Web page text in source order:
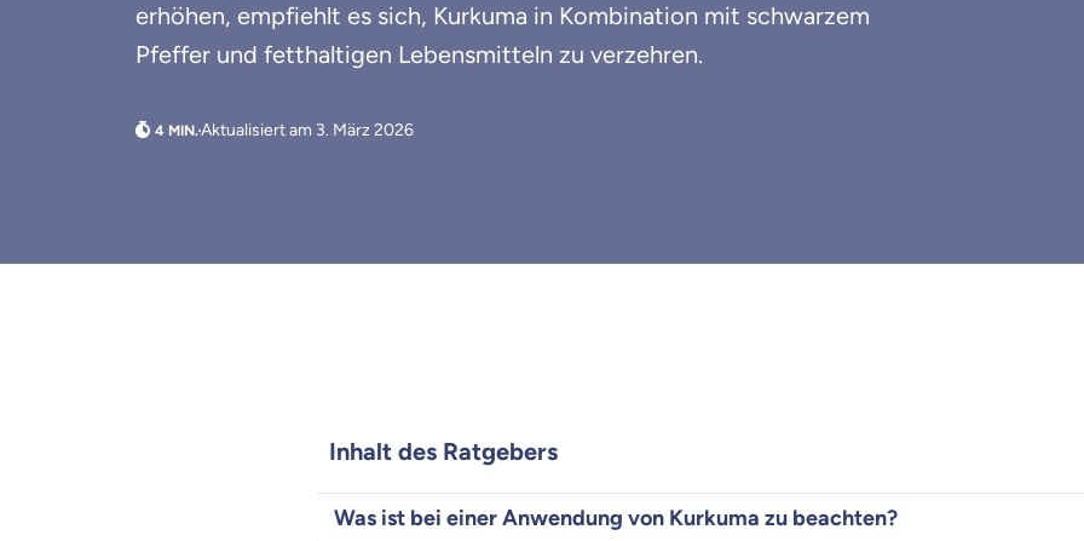
erhöhen, empfiehlt es sich, Kurkuma in Kombination mit schwarzem
Pfeffer und fetthaltigen Lebensmitteln zu verzehren.
Aktualisiert am 3. März 2026
Inhalt des Ratgebers
Was ist bei einer Anwendung von Kurkuma zu beachten?